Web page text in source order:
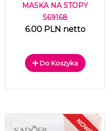
MASKA NA STOPY
S69168
6.00 PLN netto
Do Koszyka